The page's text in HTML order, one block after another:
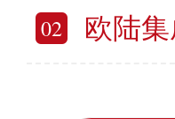
02 欧陆集